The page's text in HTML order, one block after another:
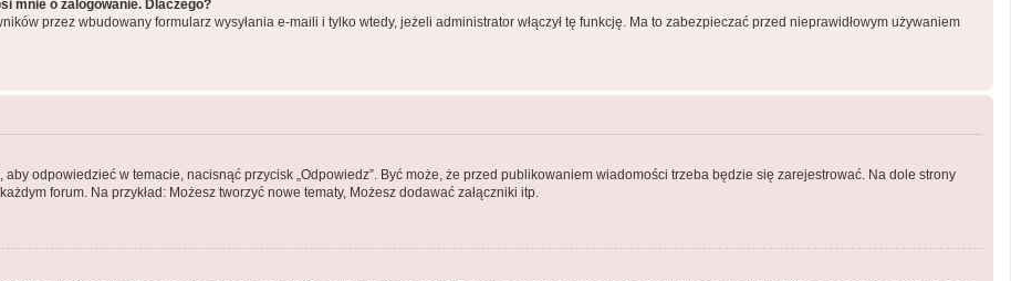
mnie o zalogowanie. Dlaczego?
przez wbudowany formularz wysyłania e-maili i tylko wtedy, jeżeli administrator włączył tę funkcję. Ma to zabezpieczać przed nieprawidłowym używaniem
odpowiedzieć w temacie, nacisnąć przycisk „Odpowiedz”. Być może, że przed publikowaniem wiadomości trzeba będzie się zarejestrować. Na dole strony
forum. Na przykład: Możesz tworzyć nowe tematy, Możesz dodawać załączniki itp.